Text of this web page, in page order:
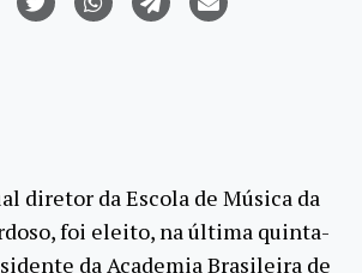
diretor da Escola de Música da
foi eleito, na última quinta-
da Academia Brasileira de